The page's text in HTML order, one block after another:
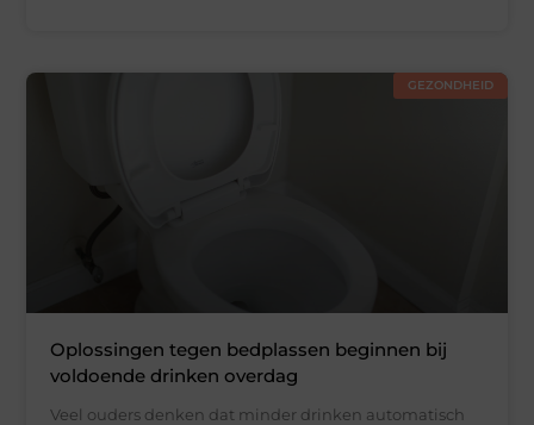
GEZONDHEID
Oplossingen tegen bedplassen beginnen bij
voldoende drinken overdag
Veel ouders denken dat minder drinken automatisch